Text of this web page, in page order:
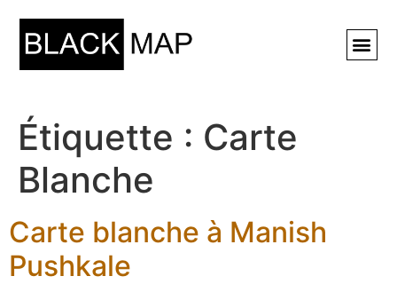
Étiquette : Carte
Blanche
Carte blanche à Manish
Pushkale